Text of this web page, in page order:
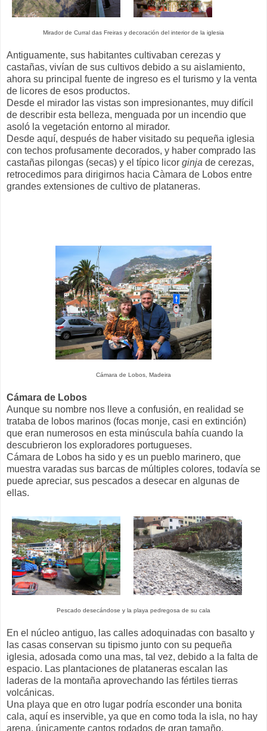
Mirador de Curral das Freiras y decoración del interior de la iglesia
Antiguamente, sus habitantes cultivaban cerezas y
castañas, vivían de sus cultivos debido a su aislamiento,
ahora su principal fuente de ingreso es el turismo y la venta
de licores de esos productos.
Desde el mirador las vistas son impresionantes, muy difícil
de describir esta belleza, menguada por un incendio que
asoló la vegetación entorno al mirador.
Desde aquí, después de haber visitado su pequeña iglesia
con techos profusamente decorados, y haber comprado las
castañas pilongas (secas) y el típico licor ginja de cerezas,
retrocedimos para dirigirnos hacia Càmara de Lobos entre
grandes extensiones de cultivo de plataneras.
Cámara de Lobos, Madeira
Cámara de Lobos
Aunque su nombre nos lleve a confusión, en realidad se
trataba de lobos marinos (focas monje, casi en extinción)
que eran numerosos en esta minúscula bahía cuando la
descubrieron los exploradores portugueses.
Cámara de Lobos ha sido y es un pueblo marinero, que
muestra varadas sus barcas de múltiples colores, todavía se
puede apreciar, sus pescados a desecar en algunas de
ellas.
Pescado desecándose y la playa pedregosa de su cala
En el núcleo antiguo, las calles adoquinadas con basalto y
las casas conservan su tipismo junto con su pequeña
iglesia, adosada como una mas, tal vez, debido a la falta de
espacio. Las plantaciones de plataneras escalan las
laderas de la montaña aprovechando las fértiles tierras
volcánicas.
Una playa que en otro lugar podría esconder una bonita
cala, aquí es inservible, ya que en como toda la isla, no hay
arena, únicamente cantos rodados de gran tamaño.